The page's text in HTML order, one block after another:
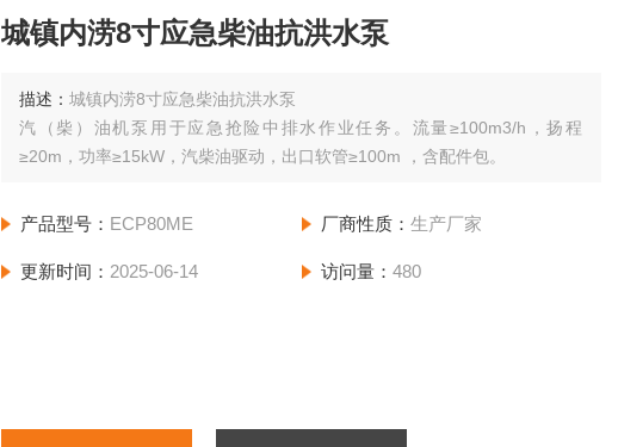
城镇内涝8寸应急柴油抗洪水泵
描述：城镇内涝8寸应急柴油抗洪水泵
汽（柴）油机泵用于应急抢险中排水作业任务。流量≥100m3/h，扬程
≥20m，功率≥15kW，汽柴油驱动，出口软管≥100m ，含配件包。
产品型号： ECP80ME 厂商性质： 生产厂家
更新时间： 2025-06-14 访问量： 480